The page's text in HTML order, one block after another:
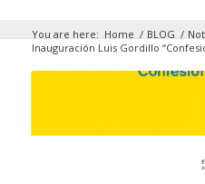
You are here: Home / BLOG /
Inauguración Luis Gordillo